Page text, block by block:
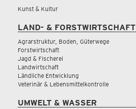
Kunst & Kultur
LAND- & FORSTWIRTSCHAFT
Agrarstruktur, Boden, Güterwege
Forstwirtschaft
Jagd & Fischerei
Landwirtschaft
Ländliche Entwicklung
Veterinär & Lebensmittelkontrolle
UMWELT & WASSER